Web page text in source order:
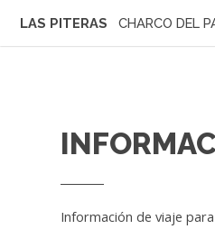
LAS PITERAS CHARCO DEL
Información de viaje